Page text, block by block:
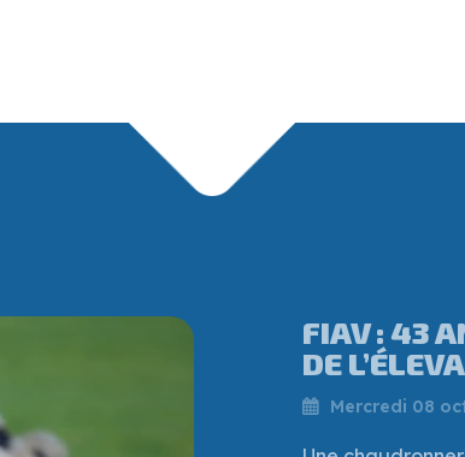
QUI EST
PATRON